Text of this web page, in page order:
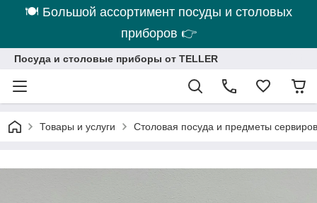
🍽 Большой ассортимент посуды и столовых
приборов 👉
Посуда и столовые приборы от TELLER
Товары и услуги Столовая посуда и предметы